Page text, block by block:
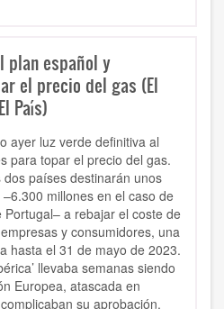
plan español y
el precio del gas (El
País)
ayer luz verde definitiva al
para topar el precio del gas.
países destinarán unos
millones en el caso de
a rebajar el coste de
y consumidores, una
hasta el 31 de mayo de 2023.
llevaba semanas siendo
Europea, atascada en
su aprobación.